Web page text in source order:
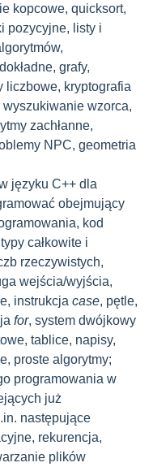
kopcowe, quicksort,
pozycyjne, listy i
grafy,
liczbowe, kryptografia
wzorca,
zachłanne,
NPC, geometria
języku C++ dla
obejmujący
kod
całkowite i
rzeczywistych,
wejścia/wyjścia,
instrukcja case, pętle,
for, system dwójkowy
tablice, napisy,
proste algorytmy;
programowania w
już
następujące
rekurencja,
plików